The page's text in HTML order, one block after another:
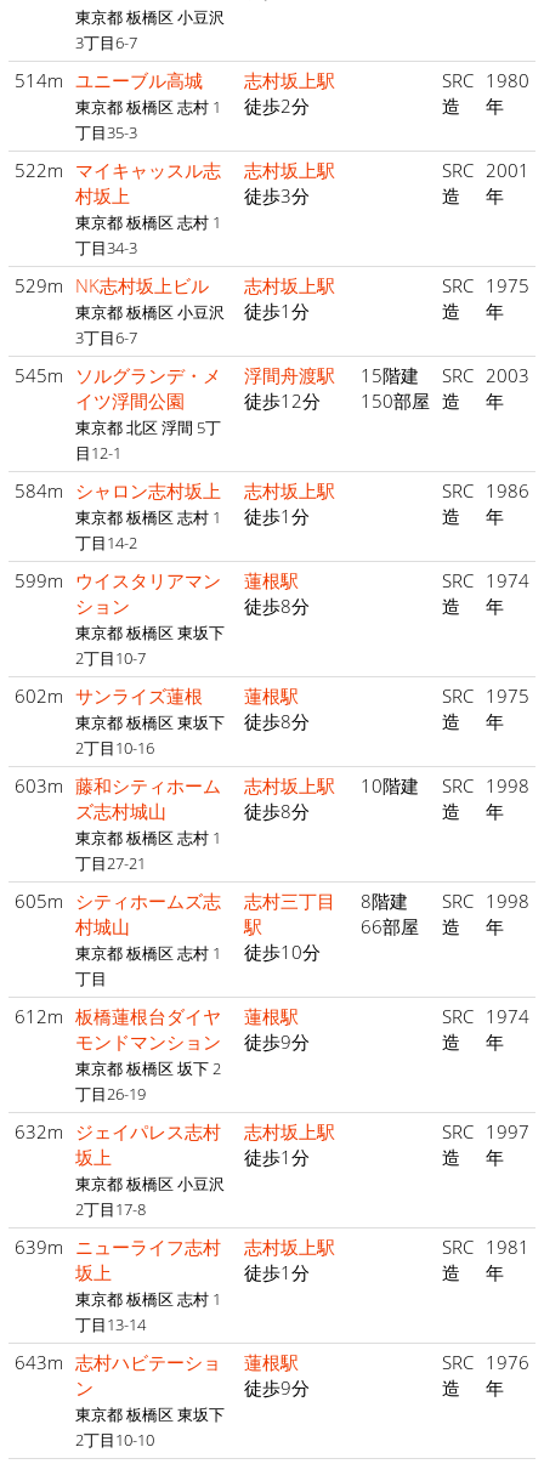
東京都 板橋区 小豆沢
3丁目6-7
514m ユニーブル高城
東京都 板橋区 志村 1
丁目35-3
志村坂上駅
徒歩2分
SRC
造
1980
年
522m マイキャッスル志
村坂上
東京都 板橋区 志村 1
丁目34-3
志村坂上駅
徒歩3分
SRC
造
2001
年
529m NK志村坂上ビル
東京都 板橋区 小豆沢
3丁目6-7
志村坂上駅
徒歩1分
SRC
造
1975
年
545m
ソルグランデ・メ
イツ浮間公園
東京都 北区 浮間 5丁
目12-1
浮間舟渡駅
徒歩12分
15階建
150部屋
SRC
造
2003
年
584m シャロン志村坂上
東京都 板橋区 志村 1
丁目14-2
志村坂上駅
徒歩1分
SRC
造
1986
年
599m ウイスタリアマン
ション
東京都 板橋区 東坂下
2丁目10-7
蓮根駅
徒歩8分
SRC
造
1974
年
602m サンライズ蓮根
東京都 板橋区 東坂下
2丁目10-16
蓮根駅
徒歩8分
SRC
造
1975
年
603m 藤和シティホーム
ズ志村城山
東京都 板橋区 志村 1
丁目27-21
志村坂上駅
徒歩8分
10階建
SRC
造
1998
年
605m シティホームズ志
村城山
東京都 板橋区 志村 1
丁目
志村三丁目
駅
徒歩10分
8階建
66部屋
SRC
造
1998
年
612m 板橋蓮根台ダイヤ
モンドマンション
東京都 板橋区 坂下 2
丁目26-19
蓮根駅
徒歩9分
SRC
造
1974
年
632m ジェイパレス志村
坂上
東京都 板橋区 小豆沢
2丁目17-8
志村坂上駅
徒歩1分
SRC
造
1997
年
639m ニューライフ志村
坂上
東京都 板橋区 志村 1
丁目13-14
志村坂上駅
徒歩1分
SRC
造
1981
年
643m 志村ハビテーショ
ン
東京都 板橋区 東坂下
2丁目10-10
蓮根駅
徒歩9分
SRC
造
1976
年